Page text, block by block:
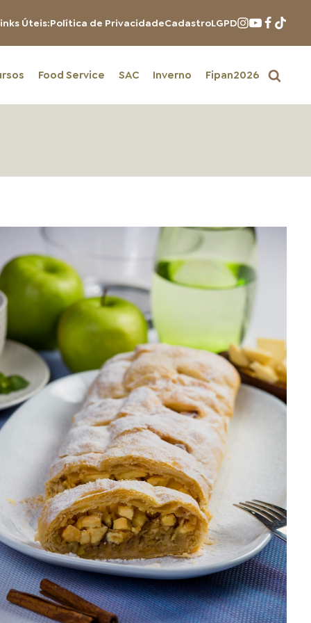
Úteis:Política de PrivacidadeCadastroLGPD
Food Service SAC Inverno Fipan2026
DISTRIBUIDORES E REPRESENTANTES
AGENDA DE CURSOS
ACESSO PARA PARCEIROS